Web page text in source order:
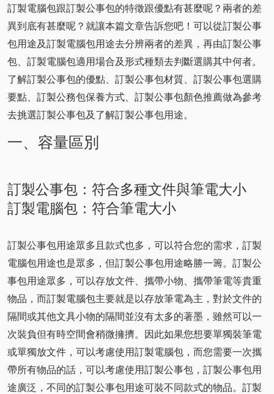
訂製電腦包跟訂製公事包的特徵跟優點有甚麼呢？兩者的差
異到底有甚麼呢？就讓本篇文章告訴您吧！可以從訂製公事
包用途及訂製電腦包用途去分辨兩者的差異，再由訂製公事
包、訂製電腦包適用場合及形式種類去判斷選購其中何者。
了解訂製公事包的優點、訂製公事包材質、訂製公事包選購
要點、訂製公務包保養方式、訂製公事包顏色推薦做為參考
去挑選訂製公事包及了解訂製公事包用途。
一、容量區別
訂製公事包：符合多種文件與筆電大小
訂製電腦包：符合筆電大小
訂製公事包用途眾多且款式也多，可以符合您的需求，訂製
電腦包用途也是眾多，但訂製公事包用途略勝一籌。訂製公
事包用途眾多，可以存放文件、攜帶小物、攜帶筆電等貴重
物品，而訂製電腦包主要就是以存放筆電為主，對於文件的
隔間或其他文具小物的隔間並沒有太多的著墨，雖然可以一
次裝負但有時空間會稍微擁擠。因此如果您想要單獨裝筆電
或單獨放文件，可以考慮使用訂製電腦包，而您需要一次攜
帶所有物品的話，可以考慮使用訂製公事包，訂製公事包用
途廣泛，不同的訂製公事包用途可裝不同款式的物品。訂製